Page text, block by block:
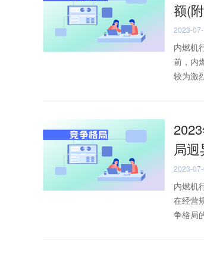
额(
2023-
内燃机
前，内
较为激
局迥
2023-
内燃机
在经营
争格局